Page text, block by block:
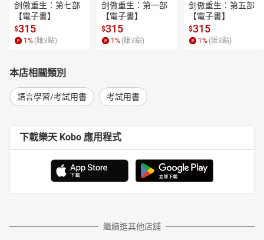
剑傲重生：第七部
【電子書】
$315
1 % (賺3點)
剑傲重生：第一部
【電子書】
$315
1 % (賺3點)
剑傲重生：第五部
【電子書】
$315
1 % (賺3點)
本店相關類別
語言學習/考試用書 考試用書
下載樂天 Kobo 應用程式
繼續逛其他店舖